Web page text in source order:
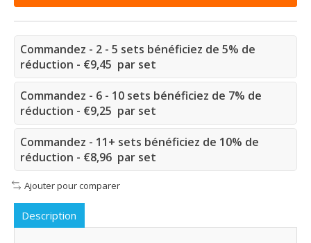
Commandez - 2 - 5 sets bénéficiez de 5% de
réduction - €9,45 par set
Commandez - 6 - 10 sets bénéficiez de 7% de
réduction - €9,25 par set
Commandez - 11+ sets bénéficiez de 10% de
réduction - €8,96 par set
Ajouter pour comparer
Description